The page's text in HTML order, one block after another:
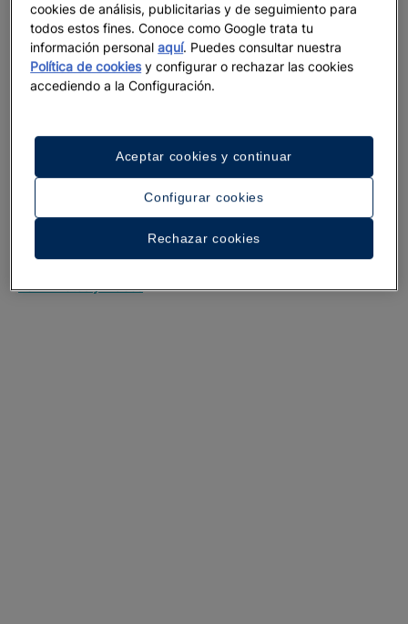
Un paseo por el hotel
Escuchar la experiencia
Ver 27 fotos y vídeos
cookies de análisis, publicitarias y de seguimiento para
todos estos fines. Conoce como Google trata tu
información personalaquí. Puedes consultar nuestra
Política de cookiesy configurar o rechazar las cookies
accediendo a la Configuración.
Configurar cookies
Rechazar cookies
Aceptar cookies y continuar